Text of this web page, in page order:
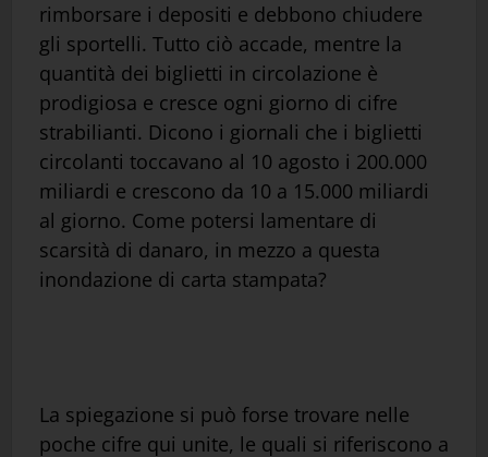
rimborsare i depositi e debbono chiudere
gli sportelli. Tutto ciò accade, mentre la
quantità dei biglietti in circolazione è
prodigiosa e cresce ogni giorno di cifre
strabilianti. Dicono i giornali che i biglietti
circolanti toccavano al 10 agosto i 200.000
miliardi e crescono da 10 a 15.000 miliardi
al giorno. Come potersi lamentare di
scarsità di danaro, in mezzo a questa
inondazione di carta stampata?
La spiegazione si può forse trovare nelle
poche cifre qui unite, le quali si riferiscono a